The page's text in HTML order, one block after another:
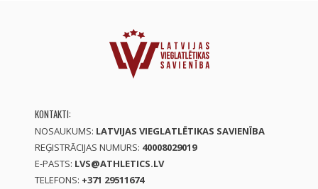
KONTAKTI:
NOSAUKUMS: LATVIJAS VIEGLATLĒTIKAS SAVIENĪBA
REĢISTRĀCIJAS NUMURS: 40008029019
E-PASTS: LVS@ATHLETICS.LV
TELEFONS: +371 29511674